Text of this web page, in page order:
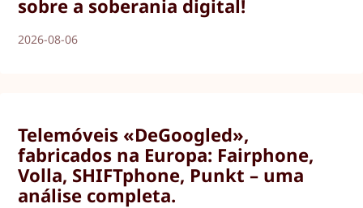
sobre a soberania digital!
2026-08-06
Telemóveis «DeGoogled»,
fabricados na Europa: Fairphone,
Volla, SHIFTphone, Punkt – uma
análise completa.